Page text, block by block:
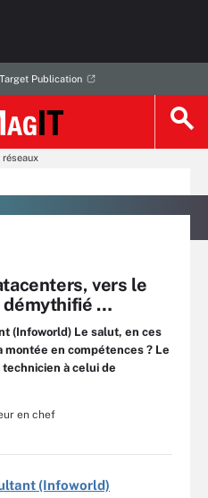
Publication
vers le
démythifié …
(Infoworld) Le salut, en ces
en compétences ? Le
à celui de
en chef
(Infoworld)